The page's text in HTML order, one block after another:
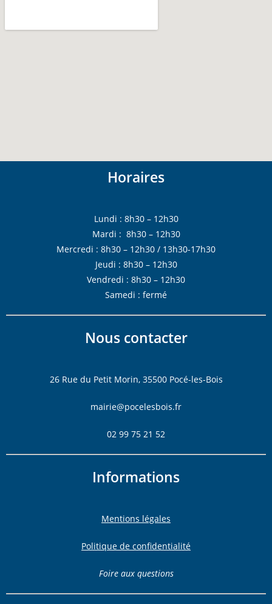
Horaires
Lundi : 8h30 – 12h30
Mardi : 8h30 – 12h30
Mercredi : 8h30 – 12h30 / 13h30-17h30
Jeudi : 8h30 – 12h30
Vendredi : 8h30 – 12h30
Samedi : fermé
Nous contacter
26 Rue du Petit Morin, 35500 Pocé-les-Bois
mairie@pocelesbois.fr
02 99 75 21 52
Informations
Mentions légales
Politique de confidentialité
Foire aux questions